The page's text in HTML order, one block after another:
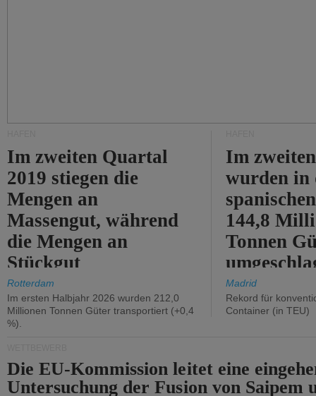
Im zweiten Quartal
2019 stiegen die
Mengen an
Massengut, während
die Mengen an
Stückgut
zurückgingen.
Rotterdam
Im ersten Halbjahr 2026 wurden 212,0
Millionen Tonnen Güter transportiert (+0,4
%).
Im
wurden in
144,8
Tonnen
%).
Madrid
Rekord für
Container (in TEU)
Die EU-Kommission leitet eine
Untersuchung der Fusion von Saipem